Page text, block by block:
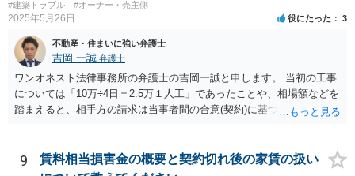
者が何も遺産を受け取っていないとなると、遺留分侵害額請求は考え
られると思います。
#建築トラブル #オーナー・売主側
2025年5月26日 役にたった 3
不動産・住まいに強い弁護士
吉岡 一誠 弁護士
ワンオネスト法律事務所の弁護士の吉岡一誠と申します。 当初の工事
については「10万÷4日＝2.5万１人工」であったことや、相場額などを
踏まえると、相手方の請求は当事者間の合意(契約)に基づかない不当な
か支払う意向がない旨を伝えて、減額の交渉をすべきでしょう。 相手
方の立場としても、裁判を起こす時間や労力、経済的コストその他裁
判が終わるまでキャッシュが入ってこないことなどがネックになり得
9
賃料相当損害金の概要と契約切れ後の家賃の扱い